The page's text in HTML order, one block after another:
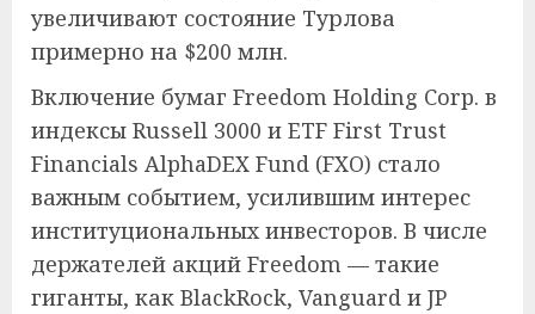
увеличивают состояние Турлова
примерно на $200 млн.
Включение бумаг Freedom Holding Corp. в
индексы Russell 3000 и ETF First Trust
Financials AlphaDEX Fund (FXO) стало
важным событием, усилившим интерес
институциональных инвесторов. В числе
держателей акций Freedom — такие
гиганты, как BlackRock, Vanguard и JP